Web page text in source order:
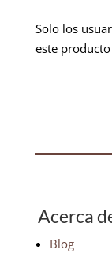
Solo los
este
Acerca
Blog